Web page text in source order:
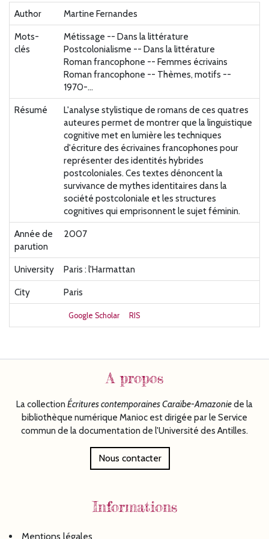
Author
Martine Fernandes
Mots-
clés
Métissage -- Dans la littérature
Postcolonialisme -- Dans la littérature
Roman francophone -- Femmes écrivains
Roman francophone -- Thèmes, motifs --
1970-...
Résumé
L'analyse stylistique de romans de ces quatres
auteures permet de montrer que la linguistique
cognitive met en lumière les techniques
d'écriture des écrivaines francophones pour
représenter des identités hybrides
postcoloniales. Ces textes dénoncent la
survivance de mythes identitaires dans la
société postcoloniale et les structures
cognitives qui emprisonnent le sujet féminin.
Année de
parution
2007
University
Paris : l'Harmattan
City
Paris
Google Scholar RIS
A propos
La collection Écriturescontemporaines Caraïbe-Amazoniede la
bibliothèque numérique Manioc est dirigée par le Service
commun de la documentation de l'Université des Antilles.
Nous contacter
Informations
Mentions légales